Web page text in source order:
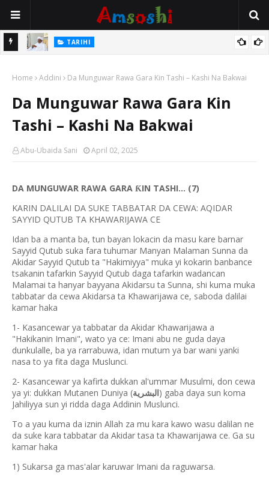
Mata TARIHI
Hassan
Home Addini Da Munguwar Rawa Gara Kin Tashi – Kashi Na Bakwai
Da Munguwar Rawa Gara Kin
Tashi – Kashi Na Bakwai
Abu-Ubaida Sani April 02, 2025
DA MUNGUWAR RAWA GARA ƘIN TASHI… (7)
KARIN DALILAI DA SUKE TABBATAR DA CEWA: AQIDAR
SAYYID QUTUB TA KHAWARIJAWA CE
Idan ba a manta ba, tun bayan lokacin da masu kare barnar
Sayyid Qutub suka fara tuhumar Manyan Malaman Sunna da
Akidar Sayyid Qutub ta "Hakimiyya" muka yi kokarin banbance
tsakanin tafarkin Sayyid Qutub daga tafarkin wadancan
Malamai ta hanyar bayyana Akidarsu ta Sunna, shi kuma muka
tabbatar da cewa Akidarsa ta Khawarijawa ce, saboda dalilai
kamar haka
1- Kasancewar ya tabbatar da Akidar Khawarijawa a
"Hakikanin Imani", wato ya ce: Imani abu ne guda daya
dunkulalle, ba ya rarrabuwa, idan mutum ya bar wani yanki
nasa to ya fita daga Muslunci.
2- Kasancewar ya kafirta dukkan al'ummar Musulmi, don cewa
ya yi: dukkan Mutanen Duniya (البشرية ) gaba daya sun koma
Jahiliyya sun yi ridda daga Addinin Muslunci.
To a yau kuma da iznin Allah za mu kara kawo wasu dalilan ne
da suke kara tabbatar da Akidar tasa ta Khawarijawa ce. Ga su
kamar haka
1) Sukarsa ga mas'alar karuwar Imani da raguwarsa.